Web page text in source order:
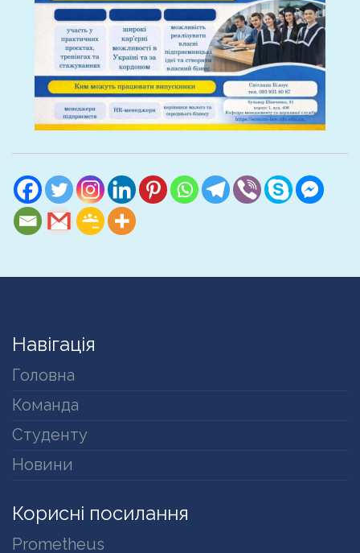
Навігація
Головна
Команда
Студенту
Новини
Корисні посилання
Prometheus